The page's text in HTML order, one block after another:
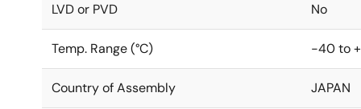
LVD or PVD No
Temp. Range (°C) -40 to
Country of Assembly JAPAN